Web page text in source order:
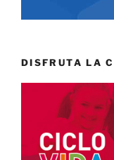
DISFRUTA LA